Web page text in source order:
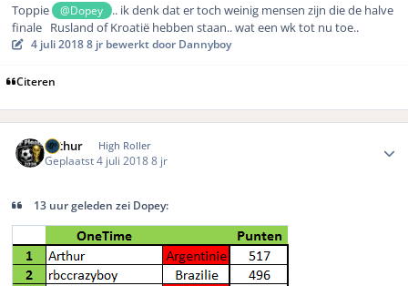
Toppie @Dopey
.. ik denk dat er toch weinig mensen zijn die de halve
finale Rusland of Kroatië hebben staan.. wat een wk tot nu toe..
4 juli 20188 jr bewerkt door Dannyboy
Citeren
Arthur High Roller
Geplaatst4 juli 20188 jr
13 uur geleden zei Dopey: